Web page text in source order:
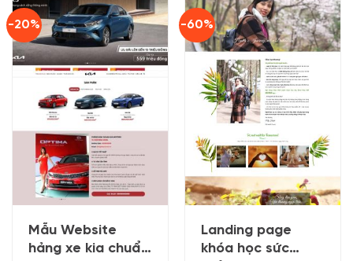
-20%
Mẫu Website
hảng xe kia chuẩn
-60%
Landing page
khóa học sức